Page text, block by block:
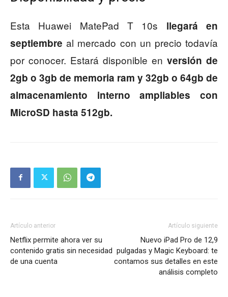
Esta Huawei MatePad T 10s llegará en
septiembre al mercado con un precio todavía
por conocer. Estará disponible en versión de
2gb o 3gb de memoria ram y 32gb o 64gb de
almacenamiento interno ampliables con
MicroSD hasta 512gb.
Artículo anterior
Netflix permite ahora ver su
contenido gratis sin necesidad
de una cuenta
Artículo siguiente
Nuevo iPad Pro de 12,9
pulgadas y Magic Keyboard: te
contamos sus detalles en este
análisis completo